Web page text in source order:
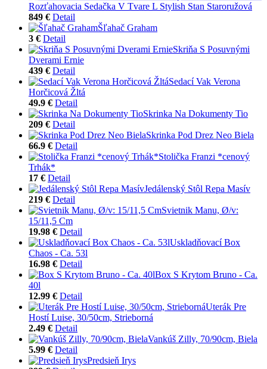
Rozťahovacia Sedačka V Tvare L Stylish Stan Staroružová
849 € Detail
Šľahač Graham
3 € Detail
Skriňa S Posuvnými
Dverami Ernie
439 € Detail
Sedací Vak Verona
Horčicová Žltá
49.9 € Detail
Skrinka Na Dokumenty Tio
209 € Detail
Skrinka Pod Drez Neo Biela
66.9 € Detail
Stolička Franzi *cenový
Trhák*
17 € Detail
Jedálenský Stôl Repa Masív
219 € Detail
Svietnik Manu, Ø/v:
15/11,5 Cm
19.98 € Detail
Uskladňovací Box
Chaos - Ca. 53l
16.98 € Detail
Box S Krytom Bruno - Ca.
40l
12.99 € Detail
Uterák Pre
Hostí Luise, 30/50cm, Strieborná
2.49 € Detail
Vankúš Zilly, 70/90cm, Biela
5.99 € Detail
Predsieň Irys